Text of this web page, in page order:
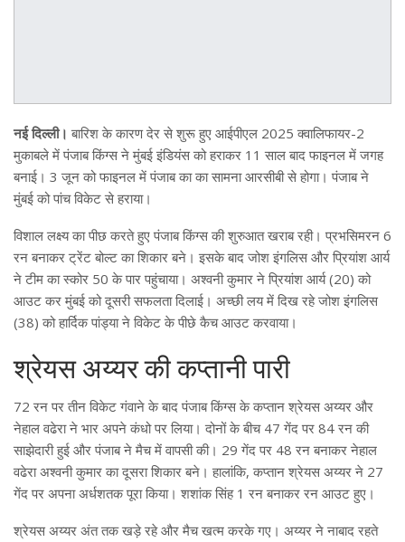
नई दिल्ली।बारिश के कारण देर से शुरू हुए आईपीएल 2025 क्वालिफायर-2
मुकाबले में पंजाब किंग्स ने मुंबई इंडियंस को हराकर 11 साल बाद फाइनल में जगह
बनाई। 3 जून को फाइनल में पंजाब का का सामना आरसीबी से होगा। पंजाब ने
मुंबई को पांच विकेट से हराया।
विशाल लक्ष्य का पीछ करते हुए पंजाब किंग्स की शुरुआत खराब रही। प्रभसिमरन 6
रन बनाकर ट्रेंट बोल्ट का शिकार बने। इसके बाद जोश इंगलिस और प्रियांश आर्य
ने टीम का स्कोर 50 के पार पहुंचाया। अश्वनी कुमार ने प्रियांश आर्य (20) को
आउट कर मुंबई को दूसरी सफलता दिलाई। अच्छी लय में दिख रहे जोश इंगलिस
(38) को हार्दिक पांड्या ने विकेट के पीछे कैच आउट करवाया।
श्रेयस अय्यर की कप्तानी पारी
72 रन पर तीन विकेट गंवाने के बाद पंजाब किंग्स के कप्तान श्रेयस अय्यर और
नेहाल वढेरा ने भार अपने कंधो पर लिया। दोनों के बीच 47 गेंद पर 84 रन की
साझेदारी हुई और पंजाब ने मैच में वापसी की। 29 गेंद पर 48 रन बनाकर नेहाल
वढेरा अश्वनी कुमार का दूसरा शिकार बने। हालांकि, कप्तान श्रेयस अय्यर ने 27
गेंद पर अपना अर्धशतक पूरा किया। शशांक सिंह 1 रन बनाकर रन आउट हुए।
श्रेयस अय्यर अंत तक खड़े रहे और मैच खत्म करके गए। अय्यर ने नाबाद रहते